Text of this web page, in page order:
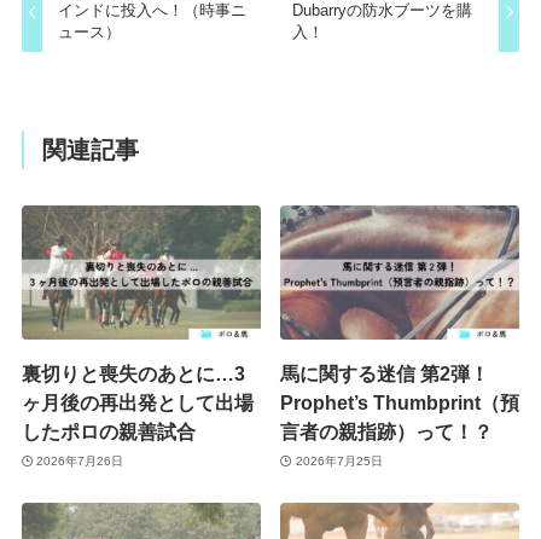
インドに投入へ！（時事ニ
ュース）
Dubarryの防水ブーツを購
入！
関連記事
裏切りと喪失のあとに…3
ヶ月後の再出発として出場
したポロの親善試合
2026年7月26日
馬に関する迷信 第2弾！
Prophet’s Thumbprint（預
言者の親指跡）って！？
2026年7月25日